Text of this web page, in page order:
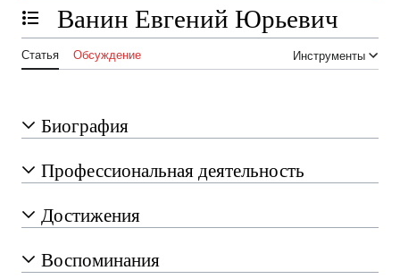
Отобразить/Скрыть содержание
Ванин Евгений Юрьевич
Статья Обсуждение Инструменты
Биография
Профессиональная деятельность
Достижения
Воспоминания